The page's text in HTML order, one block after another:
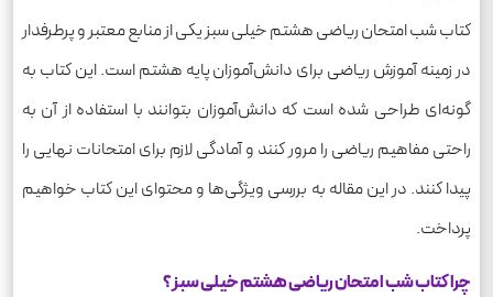
کتاب شب امتحان ریاضی هشتم خیلی سبز یکی از منابع معتبر و پرطرفدار
در زمینه آموزش ریاضی برای دانش‌آموزان پایه هشتم است. این کتاب به
گونه‌ای طراحی شده است که دانش‌آموزان بتوانند با استفاده از آن به
راحتی مفاهیم ریاضی را مرور کنند و آمادگی لازم برای امتحانات نهایی را
پیدا کنند. در این مقاله به بررسی ویژگی‌ها و محتوای این کتاب خواهیم
پرداخت.
چرا کتاب شب امتحان ریاضی هشتم خیلی سبز؟